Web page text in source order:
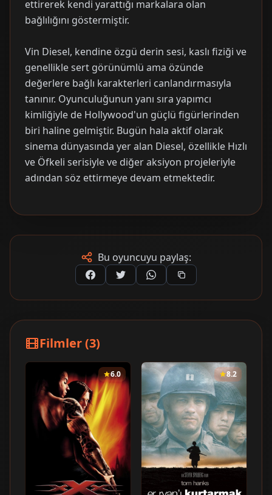
ettirerek kendi yarattığı markalara olan
bağlılığını göstermiştir.
Vin Diesel, kendine özgü derin sesi, kaslı fiziği ve
genellikle sert görünümlü ama özünde
değerlere bağlı karakterleri canlandırmasıyla
tanınır. Oyunculuğunun yanı sıra yapımcı
kimliğiyle de Hollywood'un güçlü figürlerinden
biri haline gelmiştir. Bugün hala aktif olarak
sinema dünyasında yer alan Diesel, özellikle Hızlı
ve Öfkeli serisiyle ve diğer aksiyon projeleriyle
adından söz ettirmeye devam etmektedir.
Bu oyuncuyu paylaş:
Filmler (3)
6.0 8.2